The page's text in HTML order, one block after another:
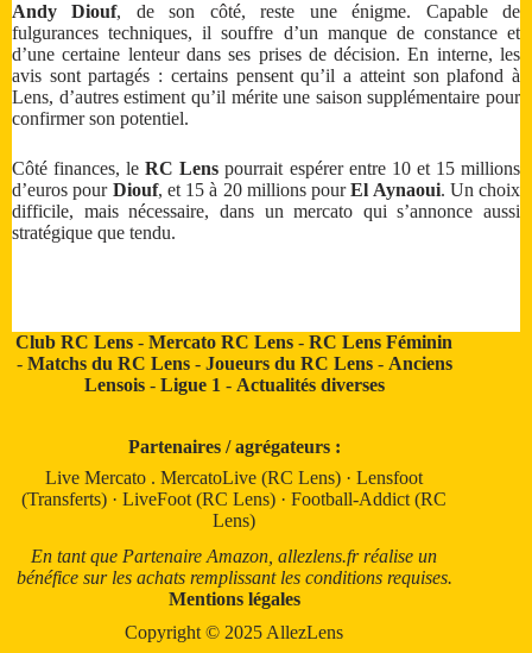
Andy Diouf, de son côté, reste une énigme. Capable de
fulgurances techniques, il souffre d’un manque de constance et
d’une certaine lenteur dans ses prises de décision. En interne, les
avis sont partagés : certains pensent qu’il a atteint son plafond à
Lens, d’autres estiment qu’il mérite une saison supplémentaire pour
confirmer son potentiel.
Côté finances, leRC Lens pourrait espérer entre 10 et 15 millions
d’euros pour Diouf, et 15 à 20 millions pourEl Aynaoui. Un choix
difficile, mais nécessaire, dans un mercato qui s’annonce aussi
stratégique que tendu.
Club RC Lens -Mercato RC Lens -RC Lens Féminin
- Matchs du RC Lens- Joueurs du RC Lens- Anciens
Lensois- Ligue 1 - Actualités diverses
Partenaires / agrégateurs :
Live Mercato .MercatoLive (RC Lens) ·Lensfoot
(Transferts) ·LiveFoot (RC Lens) ·Football-Addict (RC
Lens)
En tant que Partenaire Amazon, allezlens.fr réalise un
bénéfice sur les achats remplissant les conditions requises.
Mentions légales
Copyright © 2025 AllezLens